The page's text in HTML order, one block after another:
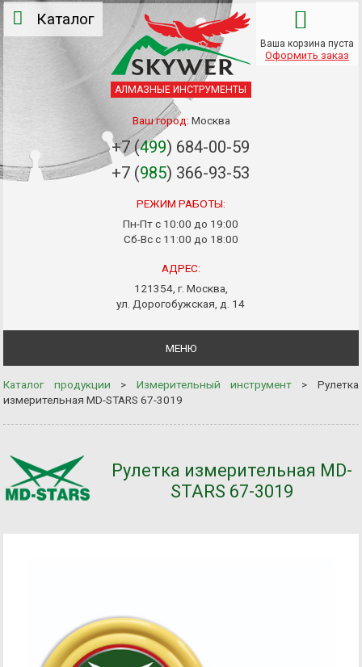
АЛМАЗНЫЕ ИНСТРУМЕНТЫ
Ваш город: Москва
+7 (499) 684-00-59
+7 (985) 366-93-53
РЕЖИМ РАБОТЫ:
Пн-Пт с 10:00 до 19:00
Сб-Вс с 11:00 до 18:00
АДРЕС:
121354, г. Москва,
ул. Дорогобужская, д. 14
Ваша корзина пуста
Оформить заказ
МЕНЮ
Каталог продукции > Измерительный инструмент> Рулетка
измерительная MD-STARS 67-3019
Рулетка измерительная MD-
STARS 67-3019
Каталог